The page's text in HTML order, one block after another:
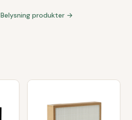
Belysningprodukter →